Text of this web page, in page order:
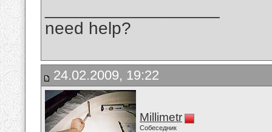
need help?
24.02.2009, 19:22
Millimetr
Собеседник